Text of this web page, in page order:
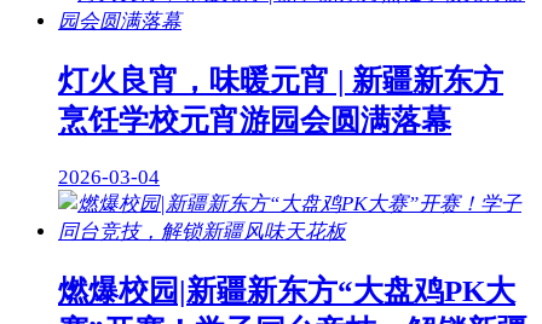
灯火良宵，味暖元宵 | 新疆新东方
烹饪学校元宵游园会圆满落幕
2026-03-04
燃爆校园|新疆新东方“大盘鸡PK大